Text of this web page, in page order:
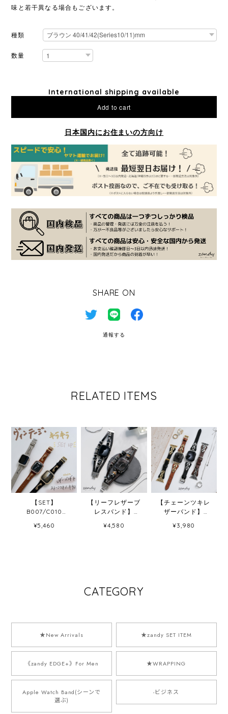
味と若干異なる場合もございます。
種類
数量
International shipping available
Add to cart
日本国内にお住まいの方向け
SHARE ON
通報する
RELATED ITEMS
【SET】
B007/C010
ェーンカザリレザ
¥5,460
【リーフレザーブ
レスバンド】
ォッチバンド 革ブ
¥4,580
【チェーンツキレ
ザーバンド】
ォッチバンド レザ
¥3,980
CATEGORY
★New Arrivals ★zandy SET ITEM
《zandy EDGE+》For Men ★WRAPPING
Apple Watch Band(シーンで
選ぶ)
-ビジネス